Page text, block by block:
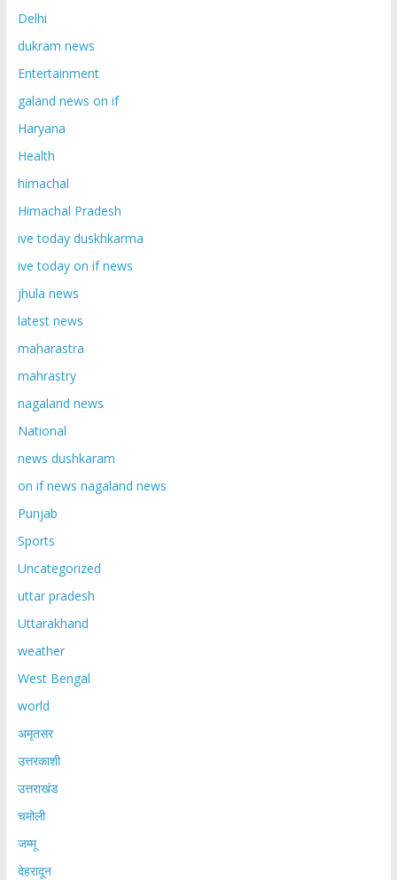
Delhi
dukram news
Entertainment
galand news on if
Haryana
Health
himachal
Himachal Pradesh
ive today duskhkarma
ive today on if news
jhula news
latest news
maharastra
mahrastry
nagaland news
National
news dushkaram
on if news nagaland news
Punjab
Sports
Uncategorized
uttar pradesh
Uttarakhand
weather
West Bengal
world
अमृतसर
उत्तरकाशी
उत्तराखंड
चमोली
जम्मू
देहरादून